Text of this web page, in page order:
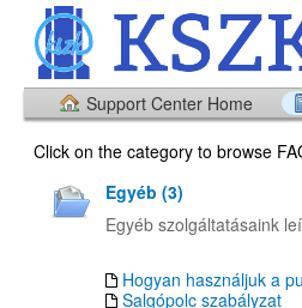
Support Center Home
Click on the category to browse
Egyéb (3)
Egyéb szolgáltatásaink
Hogyan használjuk a
Salgópolc szabályzat